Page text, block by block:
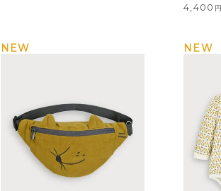
4,400
NEW NEW